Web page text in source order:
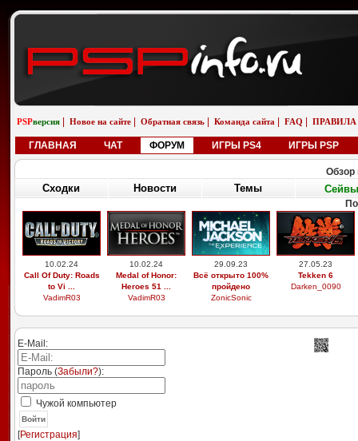
PSPверсия Новое на сайте Обратная связь Команда сайта FAQ ПРАВИЛА
ГЛАВНАЯ ЧАТ ФОРУМ ИГРЫ PS4 ИГРЫ PSP
Обзор
Сходки Новости Темы Сейвы
10.02.24
Call Of Duty: Roads
to Vi ...
VadimR03
10.02.24
Medal of Honor:
Heroes 51 ...
VadimR03
29.09.23
Всё открыто 100%
пройдено
ZonicSonic
27.05.23
Tekken 6
Darken_0090
E-Mail:
Пароль (Забыли?):
Чужой компьютер
Войти
[Регистрация]